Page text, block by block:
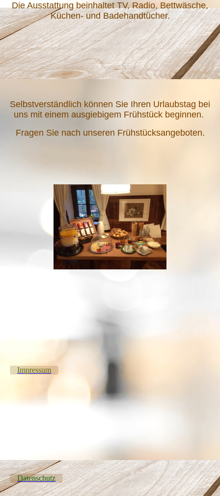
Die Ausstattung beinhaltet TV, Radio, Bettwäsche,
Küchen- und Badehandtücher.
Selbstverständlich können Sie Ihren Urlaubstag bei
uns mit einem ausgiebigem Frühstück beginnen.
Fragen Sie nach unseren Frühstücksangeboten.
Impressum
Datenschutz